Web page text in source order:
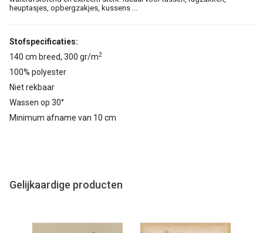
heuptasjes, opbergzakjes, kussens ...
Stofspecificaties:
140 cm breed, 300 gr/m2
100% polyester
Niet rekbaar
Wassen op 30°
Minimum afname van 10 cm
Gelijkaardige producten